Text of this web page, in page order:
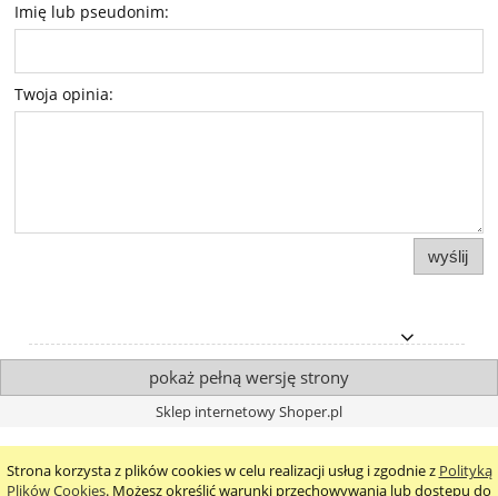
Strona korzysta z plików cookies w celu realizacji usług i zgodnie z Polityką
Plików Cookies. Możesz określić warunki przechowywania lub dostępu do
Imię lub pseudonim:
Twoja opinia:
wyślij
pokaż pełną wersję strony
Sklep internetowy Shoper.pl